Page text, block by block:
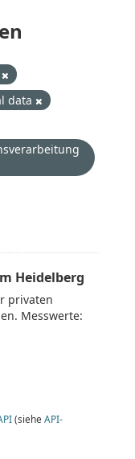
data
Heidelberg
privaten
Messwerte:
(siehe API-